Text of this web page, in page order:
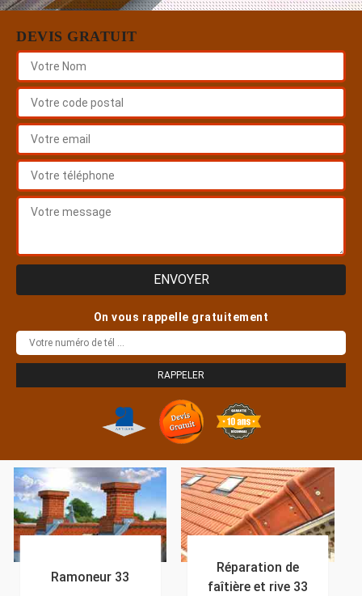
DEVIS GRATUIT
On vous rappelle gratuitement
Ramoneur 33
Réparation de
faîtière et rive 33